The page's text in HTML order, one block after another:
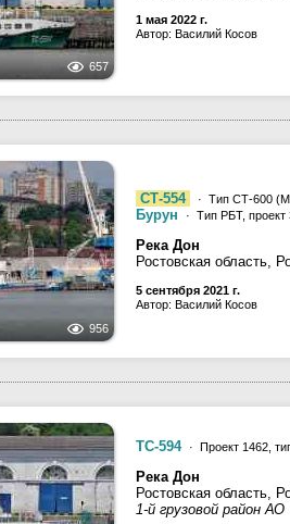
657
1 мая 2022 г.
Автор: Василий Косов
956
СТ-554 · Тип СТ-600
Бурун · Тип РБТ,
Река Дон
Ростовская область,
5 сентября 2021 г.
Автор: Василий Косов
ТС-594 · Проект 1462,
Река Дон
Ростовская область,
1-й грузовой район